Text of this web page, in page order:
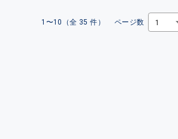
1〜10（全 35 件） ページ数 1